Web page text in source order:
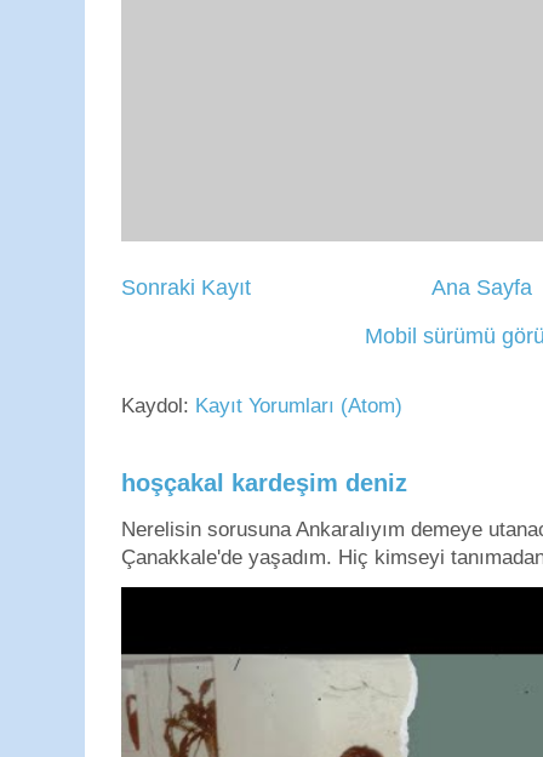
Sonraki Kayıt
Ana Sayfa
Mobil sürümü
Kaydol: Kayıt Yorumları (Atom)
hoşçakal kardeşim deniz
Nerelisin sorusuna Ankaralıyım demeye
Çanakkale'de yaşadım. Hiç kimseyi